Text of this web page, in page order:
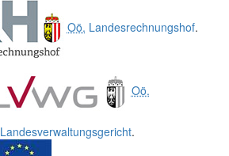
Oö. Landesrechnungshof.
Oö.
Landesverwaltungsgericht.